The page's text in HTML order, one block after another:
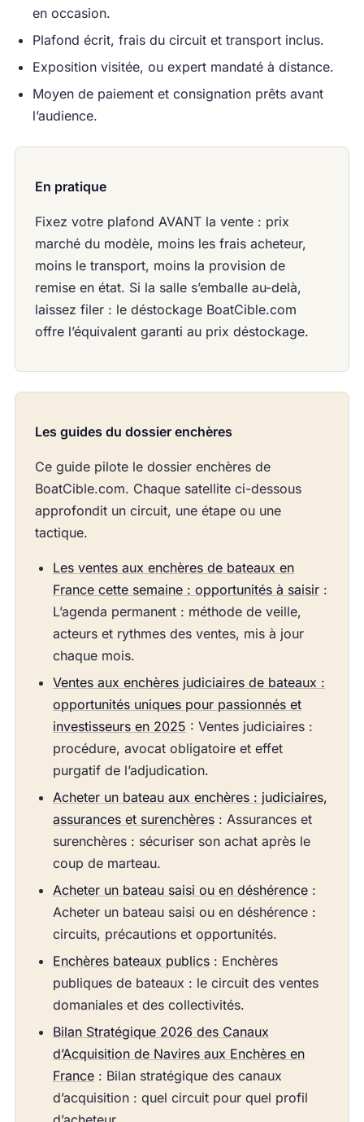
en occasion.
Plafond écrit, frais du circuit et transport inclus.
Exposition visitée, ou expert mandaté à distance.
Moyen de paiement et consignation prêts avant
l’audience.
En pratique
Fixez votre plafond AVANT la vente : prix
marché du modèle, moins les frais acheteur,
moins le transport, moins la provision de
remise en état. Si la salle s’emballe au-delà,
laissez filer : le déstockage BoatCible.com
offre l’équivalent garanti au prix déstockage.
Les guides du dossier enchères
Ce guide pilote le dossier enchères de
BoatCible.com. Chaque satellite ci-dessous
approfondit un circuit, une étape ou une
tactique.
Les ventes aux enchères de bateaux en
France cette semaine : opportunités à saisir:
L’agenda permanent : méthode de veille,
acteurs et rythmes des ventes, mis à jour
chaque mois.
Ventes aux enchères judiciaires de bateaux :
opportunités uniques pour passionnés et
investisseurs en 2025 : Ventes judiciaires :
procédure, avocat obligatoire et effet
purgatif de l’adjudication.
Acheter un bateau aux enchères : judiciaires,
assurances et surenchères: Assurances et
surenchères : sécuriser son achat après le
coup de marteau.
Acheter un bateau saisi ou en déshérence:
Acheter un bateau saisi ou en déshérence :
circuits, précautions et opportunités.
Enchères bateaux publics: Enchères
publiques de bateaux : le circuit des ventes
domaniales et des collectivités.
Bilan Stratégique 2026 des Canaux
d’Acquisition de Navires aux Enchères en
France: Bilan stratégique des canaux
d’acquisition : quel circuit pour quel profil